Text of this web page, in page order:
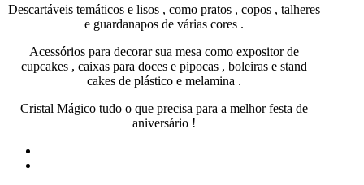
Descartáveis temáticos e lisos , como pratos , copos , talheres
e guardanapos de várias cores .
Acessórios para decorar sua mesa como expositor de
cupcakes , caixas para doces e pipocas , boleiras e stand
cakes de plástico e melamina .
Cristal Mágico tudo o que precisa para a melhor festa de
aniversário !